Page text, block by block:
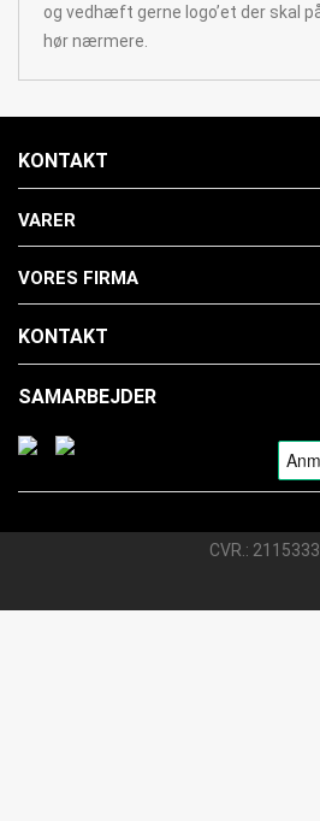
og vedhæft gerne logo’et der skal
hør nærmere.
KONTAKT
VARER
VORES FIRMA
KONTAKT
SAMARBEJDER
CVR.: